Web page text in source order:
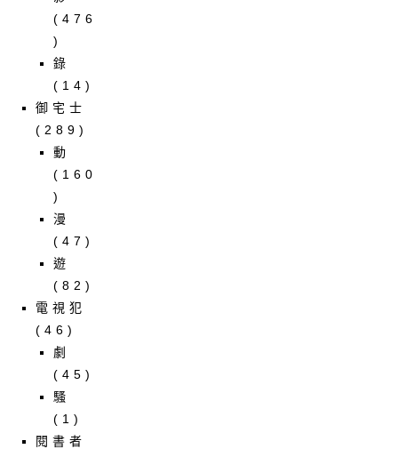
(476
)
錄
(14)
御宅士
(289)
動
(160
)
漫
(47)
遊
(82)
電視犯
(46)
劇
(45)
騷
(1)
閱書者